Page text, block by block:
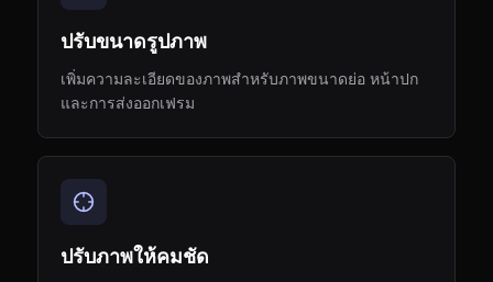
ปรับขนาดรูปภาพ
เพิ่มความละเอียดของภาพสำหรับภาพขนาดย่อ หน้าปก
และการส่งออกเฟรม
ปรับภาพให้คมชัด